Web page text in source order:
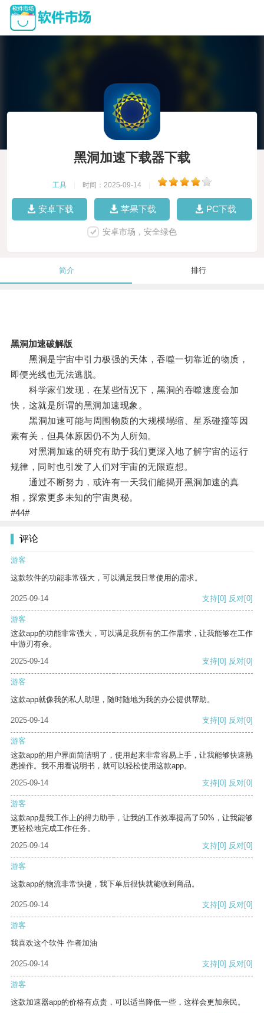
黑洞加速下载器下载
工具 时间：2025-09-14
安卓下载 苹果下载 PC下载
安卓市场，安全绿色
简介 排行
黑洞加速破解版
黑洞是宇宙中引力极强的天体，吞噬一切靠近的物质，
即便光线也无法逃脱。
科学家们发现，在某些情况下，黑洞的吞噬速度会加
快，这就是所谓的黑洞加速现象。
黑洞加速可能与周围物质的大规模塌缩、星系碰撞等因
素有关，但具体原因仍不为人所知。
对黑洞加速的研究有助于我们更深入地了解宇宙的运行
规律，同时也引发了人们对宇宙的无限遐想。
通过不断努力，或许有一天我们能揭开黑洞加速的真
相，探索更多未知的宇宙奥秘。
#44#
评论
游客
这款软件的功能非常强大，可以满足我日常使用的需求。
2025-09-14 支持[0] 反对[0]
游客
这款app的功能非常强大，可以满足我所有的工作需求，让我能够在工作
中游刃有余。
2025-09-14
支持[0] 反对[0]
游客
这款app就像我的私人助理，随时随地为我的办公提供帮助。
2025-09-14 支持[0] 反对[0]
游客
这款app的用户界面简洁明了，使用起来非常容易上手，让我能够快速熟
悉操作。我不用看说明书，就可以轻松使用这款app。
2025-09-14
支持[0] 反对[0]
游客
这款app是我工作上的得力助手，让我的工作效率提高了50%，让我能够
更轻松地完成工作任务。
2025-09-14
支持[0] 反对[0]
游客
这款app的物流非常快捷，我下单后很快就能收到商品。
2025-09-14 支持[0] 反对[0]
游客
我喜欢这个软件 作者加油
2025-09-14 支持[0] 反对[0]
游客
这款加速器app的价格有点贵，可以适当降低一些，这样会更加亲民。